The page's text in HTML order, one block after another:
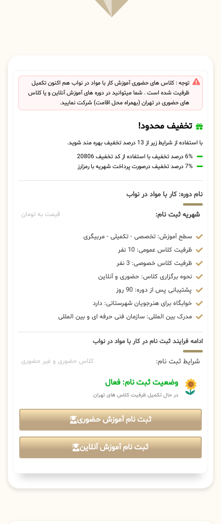
توجه : کلاس های حضوری آموزش کار با مواد در نواب هم اکنون تکمیل
ظرفیت شده است . شما میتوانید در دوره های آموزش آنلاین و یا کلاس
های حضوری در تهران (بهمراه محل اقامت) شرکت نمایید.
تخفیف محدود!
با استفاده از شرایط زیر از 13 درصد تخفیف بهره مند شوید.
6% درصد تخفیف با استفاده از کد تخفیف 20806
7% درصد تخفیف درصورت پرداخت شهریه با رمزارز
نام دوره: کار با مواد در نواب
شهریه ثبت نام: قیمت به تومان
سطح آموزش: تخصصی - تکمیلی - مربیگری
ظرفیت کلاس عمومی: 10 نفر
ظرفیت کلاس خصوصی: 3 نفر
نحوه برگزاری کلاس: حضوری و آنلاین
پشتیبانی پس از دوره: 90 روز
خوابگاه برای هنرجویان شهرستانی: دارد
مدرک بین المللی: سازمان فنی حرفه ای و بین المللی
ادامه فرایند ثبت نام در کار با مواد در نواب
شرایط ثبت نام: کلاس حضوری و غیر حضوری
وضعیت ثبت نام: فعال
در حال تکمیل ظرفیت کلاس های تهران
ثبت نام آموزش حضوری
ثبت نام آموزش آنلاین